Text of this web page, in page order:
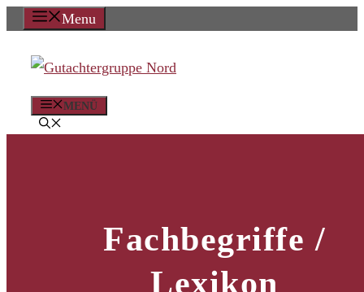
Zum
springen
Menu
MENÜ
Fachbegriffe /
Lexikon